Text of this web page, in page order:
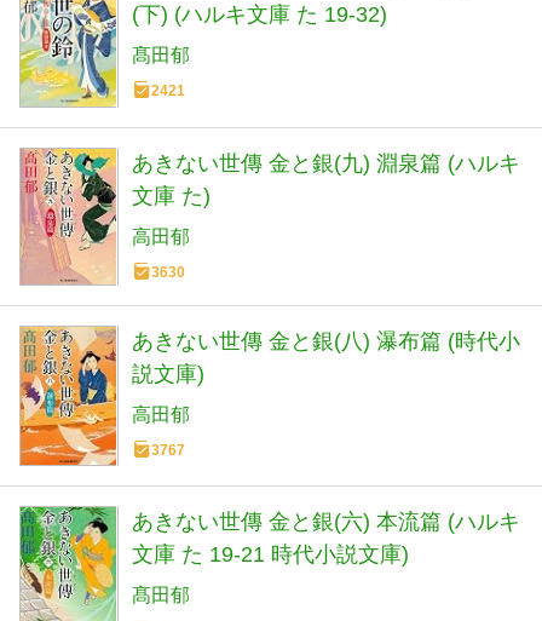
(下) (ハルキ文庫 た 19-32)
髙田郁
2421
あきない世傳 金と銀(九) 淵泉篇 (ハルキ
文庫 た)
高田郁
3630
あきない世傳 金と銀(八) 瀑布篇 (時代小
説文庫)
高田郁
3767
あきない世傳 金と銀(六) 本流篇 (ハルキ
文庫 た 19-21 時代小説文庫)
髙田郁